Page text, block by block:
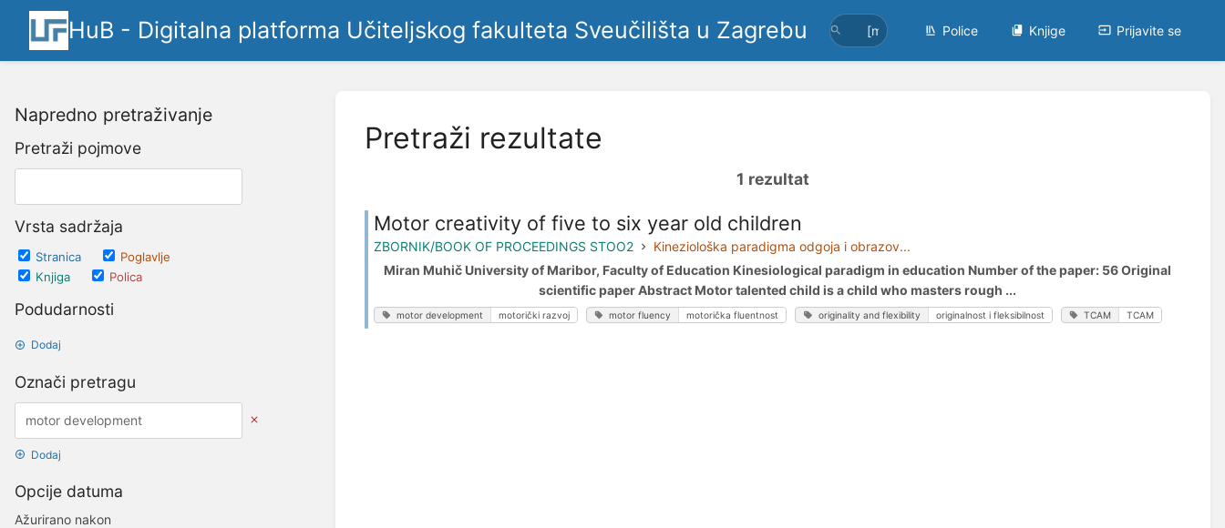
HuB - Digitalna platforma Učiteljskog fakulteta Sveučilišta u Zagrebu Police Knjige Prijavite se
Napredno pretraživanje
Pretraži pojmove
Vrsta sadržaja
Stranica
Poglavlje
Knjiga
Polica
Podudarnosti
Dodaj
Označi pretragu
Dodaj
Opcije datuma
Ažurirano nakon
Pretraži rezultate
1 rezultat
Motor creativity of five to six year old children
ZBORNIK/BOOK OF PROCEEDINGS STOO2
Kineziološka paradigma odgoja i obrazov...
Miran Muhič University of Maribor, Faculty of Education Kinesiological paradigm in education Number of the paper: 56 Original
scientific paper Abstract Motor talented child is a child who masters rough ...
motor development motorički razvoj motor fluency motorička fluentnost originality and flexibility originalnost i fleksibilnost TCAM TCAM